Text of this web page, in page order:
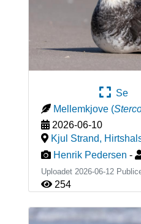
Se
Mellemkjove (
2026-06-10
Kjul Strand,
Henrik Pedersen -
Uploadet 2026-06-12
254